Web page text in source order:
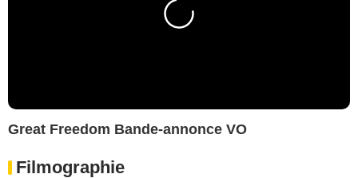
Great Freedom Bande-annonce VO
Filmographie